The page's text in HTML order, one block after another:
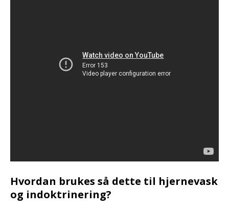
In searching for a new enemy to unite us,
Hvordan brukes så dette til hjernevask
og indoktrinering?